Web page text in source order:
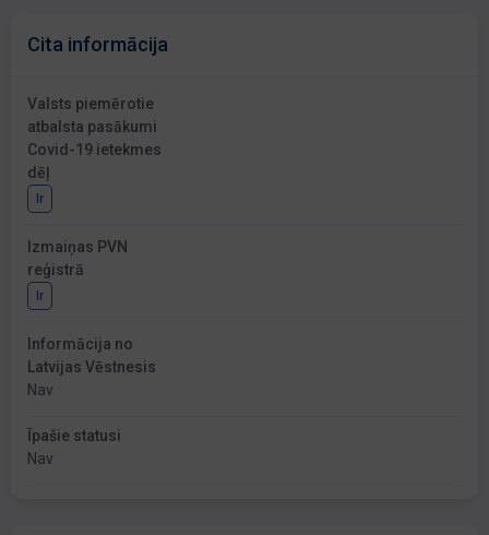
Cita informācija
Valsts piemērotie
atbalsta pasākumi
Covid-19 ietekmes
dēļ
Ir
Izmaiņas PVN
reģistrā
Ir
Informācija no
Latvijas Vēstnesis
Nav
Īpašie statusi
Nav